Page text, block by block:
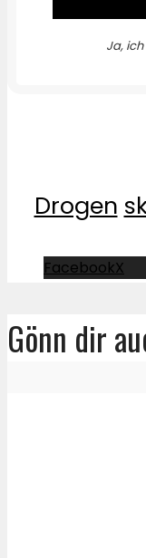
Ja,
Drogen
FacebookX
Gönn dir